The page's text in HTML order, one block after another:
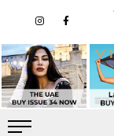
content
n
a
g
r
a
m
a
b
o
o
k
-